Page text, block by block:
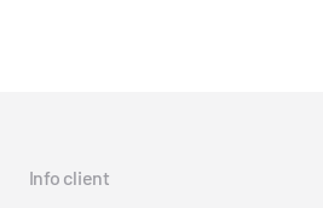
Info client